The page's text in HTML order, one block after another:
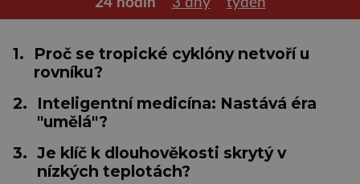
24 hodin 3 dny týden
1.
Proč se tropické cyklóny netvoří u
rovníku?
2.
Inteligentní medicína: Nastává éra
"umělá"?
3. Je klíč k dlouhověkosti skrytý v
nízkých teplotách?